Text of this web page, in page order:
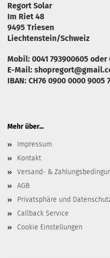
Regort Solar
Im Riet 48
9495 Triesen
Liechtenstein/Schweiz
Mobil: 0041 793900605 oder
E-Mail:
IBAN: CH76 0900 0000 9005
Mehr über...
Impressum
Kontakt
Versand- &
AGB
Privatsphäre und
Callback Service
Cookie Einstellungen